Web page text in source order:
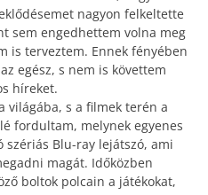
nagyon felkeltette
sem engedhettem volna meg
is terveztem. Ennek fényében
egész, s nem is követtem
híreket.
világába, s a filmek terén a
fordultam, melynek egyenes
szériás Blu-ray lejátszó, ami
magát. Időközben
boltok polcain a játékokat,